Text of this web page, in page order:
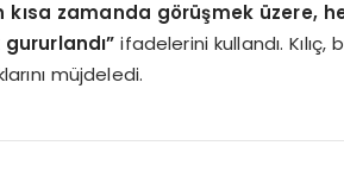
zamanda görüşmek üzere,
ifadelerini kullandı.
müjdeledi.